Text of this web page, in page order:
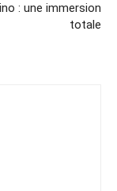
: une immersion
totale